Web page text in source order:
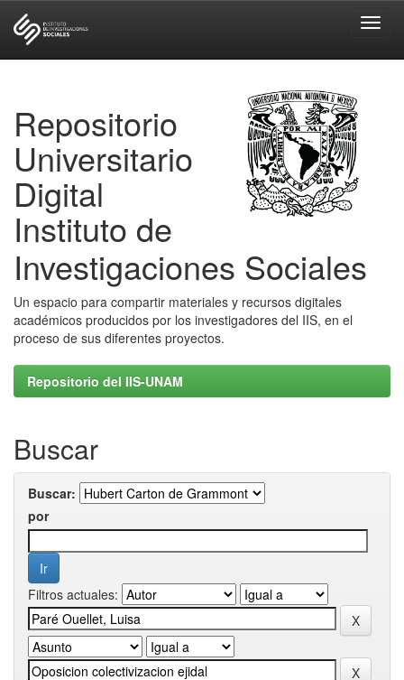
Repositorio
Universitario
Digital
Instituto de
Investigaciones Sociales
Un espacio para compartir materiales y recursos digitales
académicos producidos por los investigadores del IIS, en el
proceso de sus diferentes proyectos.
Repositorio del IIS-UNAM
Buscar
Buscar:
por
Filtros actuales: